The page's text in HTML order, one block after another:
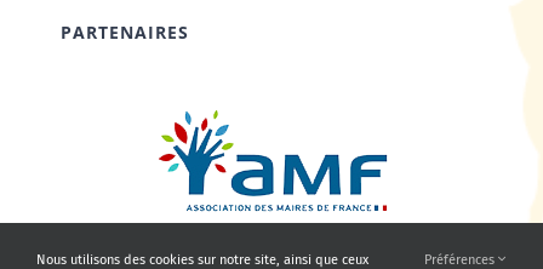
PARTENAIRES
Nous utilisons des cookies sur notre site, ainsi que ceux Préférences